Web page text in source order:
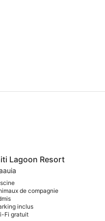
Lagoon Resort
de compagnie
inclus
Fi gratuit
Lagoon Resort